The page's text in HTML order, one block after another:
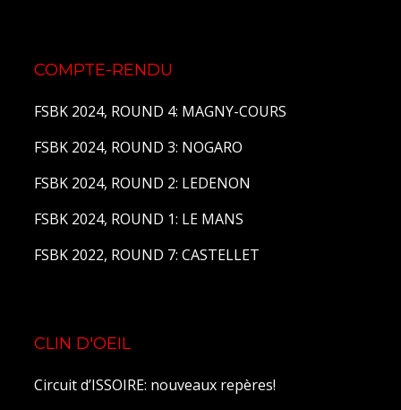
COMPTE-RENDU
FSBK 2024, ROUND 4: MAGNY-COURS
FSBK 2024, ROUND 3: NOGARO
FSBK 2024, ROUND 2: LEDENON
FSBK 2024, ROUND 1: LE MANS
FSBK 2022, ROUND 7: CASTELLET
CLIN D'OEIL
Circuit d’ISSOIRE: nouveaux repères!